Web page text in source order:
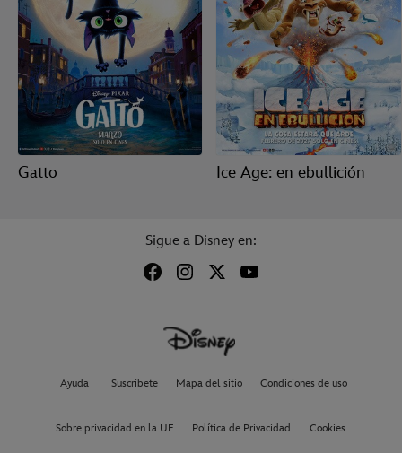
Gatto Ice Age: en ebullición
Sigue a Disney en:
Ayuda Suscríbete Mapa del sitio Condiciones de uso
Sobre privacidad en la UE Política de Privacidad Cookies